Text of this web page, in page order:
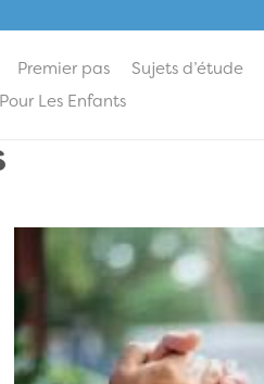
Premier pas Sujets d’étude
Pour Les Enfants